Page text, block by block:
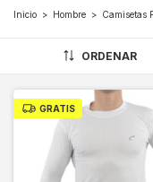
Inicio > Hombre > Camisetas
ORDENAR
GRATIS